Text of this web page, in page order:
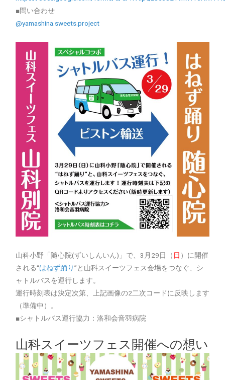
■問い合わせ
@yamashina.sweets.project
山科小野「隨心院(ずいしんいん)」で、3月29日（ 日 ）に開催
される“はねず踊り”と山科スイーツフェス会場をつなぐ、シ
ャトルバスを運行します。
運行時刻表は決定次第、上記画像の2二次コードに反映します
（準備中）。
■シャトルバス運行協力：洛和会音羽病院
山科スイーツフェス開催への想い